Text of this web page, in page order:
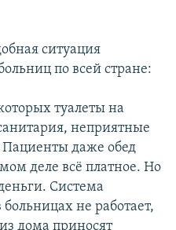
ситуация
по всей стране:
туалеты на
неприятные
Пациенты даже обед
деле всё платное. Но
Система
не работает,
дома приносят